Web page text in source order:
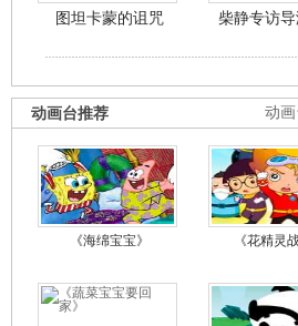
图坦卡蒙的诅咒 柴静专访
动画
动画台推荐
《海绵宝宝》 《花精灵